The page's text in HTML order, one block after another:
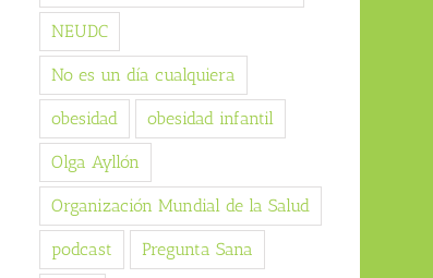
NEUDC
No es un día cualquiera
obesidad obesidad infantil
Olga Ayllón
Organización Mundial de la Salud
podcast Pregunta Sana